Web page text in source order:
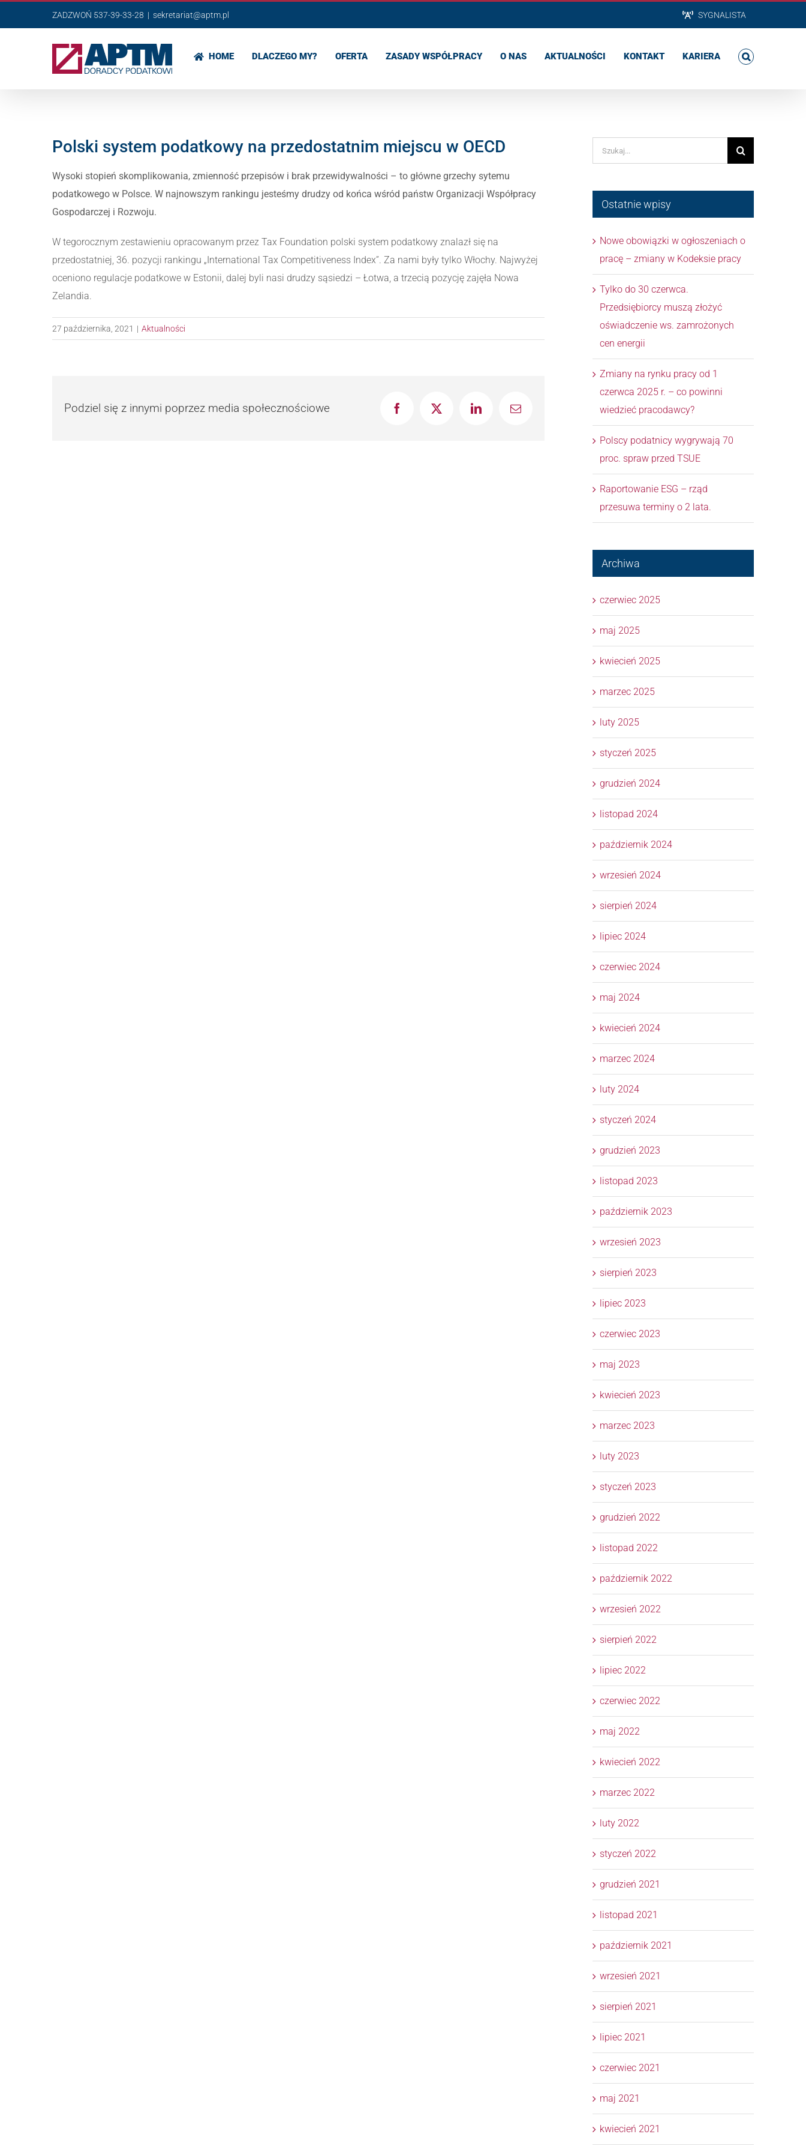
do
ZADZWOŃ 537-39-33-28 | sekretariat@aptm.pl SYGNALISTA
HOME DLACZEGO MY? OFERTA ZASADY WSPÓŁPRACY O NAS AKTUALNOŚCI KONTAKT KARIERA
Polski system podatkowy na przedostatnim miejscu w OECD
Wysoki stopień skomplikowania, zmienność przepisów i brak przewidywalności – to główne grzechy sytemu
podatkowego w Polsce. W najnowszym rankingu jesteśmy drudzy od końca wśród państw Organizacji Współpracy
Gospodarczej i Rozwoju.
W tegorocznym zestawieniu opracowanym przez Tax Foundation polski system podatkowy znalazł się na
przedostatniej, 36. pozycji rankingu „International Tax Competitiveness Index”. Za nami były tylko Włochy. Najwyżej
oceniono regulacje podatkowe w Estonii, dalej byli nasi drudzy sąsiedzi – Łotwa, a trzecią pozycję zajęła Nowa
Zelandia.
27 października, 2021 | Aktualności
Podziel się z innymi poprzez media społecznościowe FacebookX LinkedInEmail
Szukaj
Ostatnie wpisy
Nowe obowiązki w ogłoszeniach o
pracę – zmiany w Kodeksie pracy
Tylko do 30 czerwca.
Przedsiębiorcy muszą złożyć
oświadczenie ws. zamrożonych
cen energii
Zmiany na rynku pracy od 1
czerwca 2025 r. – co powinni
wiedzieć pracodawcy?
Polscy podatnicy wygrywają 70
proc. spraw przed TSUE
Raportowanie ESG – rząd
przesuwa terminy o 2 lata.
Archiwa
czerwiec 2025
maj 2025
kwiecień 2025
marzec 2025
luty 2025
styczeń 2025
grudzień 2024
listopad 2024
październik 2024
wrzesień 2024
sierpień 2024
lipiec 2024
czerwiec 2024
maj 2024
kwiecień 2024
marzec 2024
luty 2024
styczeń 2024
grudzień 2023
listopad 2023
październik 2023
wrzesień 2023
sierpień 2023
lipiec 2023
czerwiec 2023
maj 2023
kwiecień 2023
marzec 2023
luty 2023
styczeń 2023
grudzień 2022
listopad 2022
październik 2022
wrzesień 2022
sierpień 2022
lipiec 2022
czerwiec 2022
maj 2022
kwiecień 2022
marzec 2022
luty 2022
styczeń 2022
grudzień 2021
listopad 2021
październik 2021
wrzesień 2021
sierpień 2021
lipiec 2021
czerwiec 2021
maj 2021
kwiecień 2021